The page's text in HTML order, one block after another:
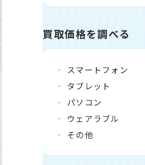
買取価格を調べる
スマートフォン
タブレット
パソコン
ウェアラブル
その他